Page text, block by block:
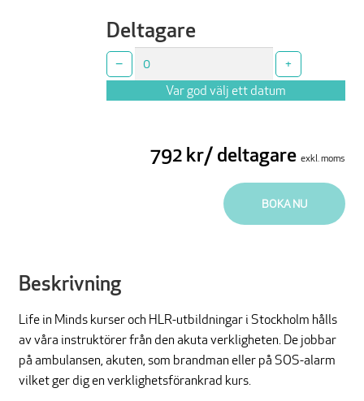
Deltagare
−
+
Var god välj ett datum
792 kr/ deltagareexkl. moms
BOKA NU
Beskrivning
Life in Minds kurser och HLR-utbildningar i Stockholm hålls
av våra instruktörer från den akuta verkligheten. De jobbar
på ambulansen, akuten, som brandman eller på SOS-alarm
vilket ger dig en verklighetsförankrad kurs.